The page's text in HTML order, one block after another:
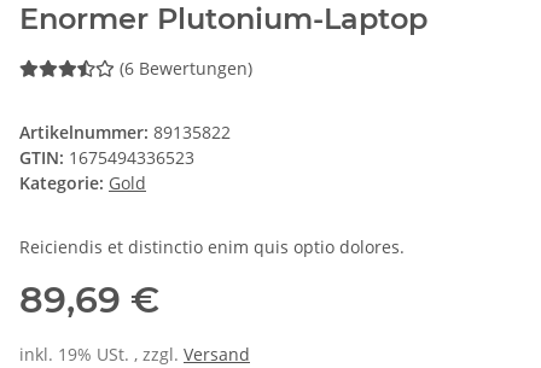
Enormer Plutonium-Laptop
(6 Bewertungen)
Artikelnummer: 89135822
GTIN: 1675494336523
Kategorie: Gold
Reiciendis et distinctio enim quis optio dolores.
89,69 €
inkl. 19% USt. , zzgl. Versand